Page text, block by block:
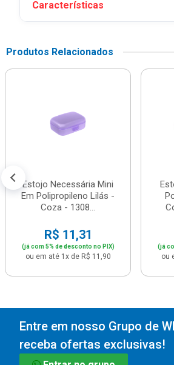
Características
Produtos Relacionados
Estojo Necessária Mini
Em Polipropileno Lilás -
Coza - 1308...
R$ 11,31
(já com 5% de desconto no PIX)
ou em até 1x de R$ 11,90
(já
ou
Entre em nosso Grupo de
receba ofertas exclusivas!